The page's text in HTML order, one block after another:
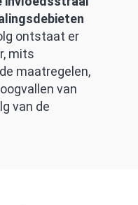
ontstaat er
mits
maatregelen,
van
van de